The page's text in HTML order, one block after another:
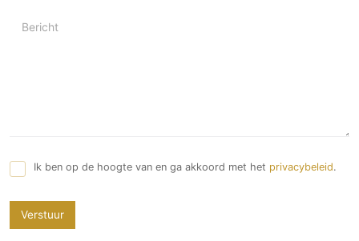
Bericht
Ik ben op de hoogte van en ga akkoord met het privacybeleid.
Verstuur